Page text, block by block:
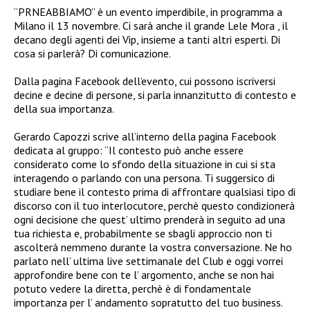
“PRNEABBIAMO” è un evento imperdibile, in programma a
Milano il 13 novembre. Ci sarà anche il grande Lele Mora , il
decano degli agenti dei Vip, insieme a tanti altri esperti. Di
cosa si parlerà? Di comunicazione.
Dalla pagina Facebook dell’evento, cui possono iscriversi
decine e decine di persone, si parla innanzitutto di contesto e
della sua importanza.
Gerardo Capozzi scrive all’interno della pagina Facebook
dedicata al gruppo: “Il contesto può anche essere
considerato come lo sfondo della situazione in cui si sta
interagendo o parlando con una persona. Ti suggersico di
studiare bene il contesto prima di affrontare qualsiasi tipo di
discorso con il tuo interlocutore, perchè questo condizionerà
ogni decisione che quest’ ultimo prenderà in seguito ad una
tua richiesta e, probabilmente se sbagli approccio non ti
ascolterá nemmeno durante la vostra conversazione. Ne ho
parlato nell’ ultima live settimanale del Club e oggi vorrei
approfondire bene con te l’ argomento, anche se non hai
potuto vedere la diretta, perchè è di fondamentale
importanza per l’ andamento sopratutto del tuo business.